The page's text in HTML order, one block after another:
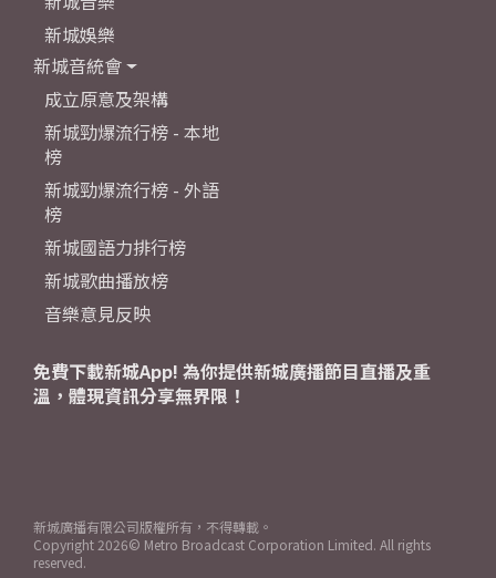
新城娛樂
新城音統會
成立原意及架構
新城勁爆流行榜 - 本地
榜
新城勁爆流行榜 - 外語
榜
新城國語力排行榜
新城歌曲播放榜
音樂意見反映
免費下載新城App! 為你提供新城廣播節目直播及重
溫，體現資訊分享無界限！
新城廣播有限公司版權所有，不得轉載。
Copyright 2026© Metro Broadcast Corporation Limited. All rights
reserved.